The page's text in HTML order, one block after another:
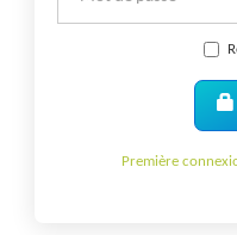
Première